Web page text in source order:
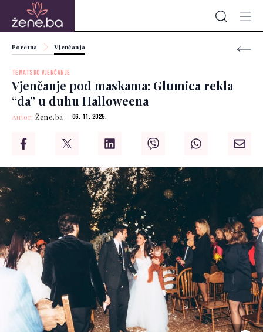
Početna Vjenčanja
TEMATSKO VJENČANJE
Vjenčanje pod maskama: Glumica rekla
“da” u duhu Halloweena
Autor:Žene.ba 06. 11. 2025.